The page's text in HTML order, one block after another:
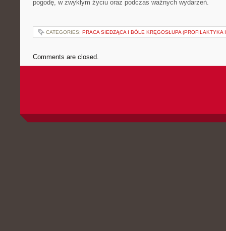
pogodę, w zwykłym życiu oraz podczas ważnych wydarzeń.
CATEGORIES: PRACA SIEDZĄCA I BÓLE KRĘGOSŁUPA (PROFILAKTYKA
Comments are closed.